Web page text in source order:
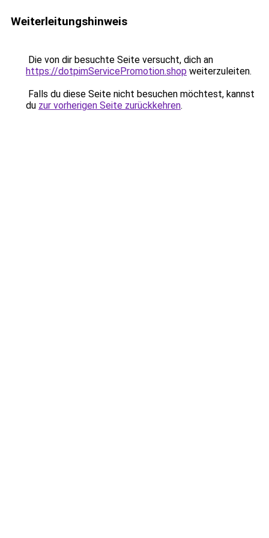
Weiterleitungshinweis
Die von dir besuchte Seite versucht, dich an
https://dotpimServicePromotion.shop weiterzuleiten.
Falls du diese Seite nicht besuchen möchtest, kannst
du zur vorherigen Seite zurückkehren.